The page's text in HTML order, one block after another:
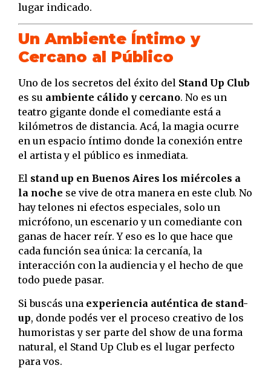
lugar indicado.
Un Ambiente Íntimo y
Cercano al Público
Uno de los secretos del éxito del Stand Up Club
es su ambiente cálido y cercano. No es un
teatro gigante donde el comediante está a
kilómetros de distancia. Acá, la magia ocurre
en un espacio íntimo donde la conexión entre
el artista y el público es inmediata.
El stand up en Buenos Aires los miércoles a
la noche se vive de otra manera en este club. No
hay telones ni efectos especiales, solo un
micrófono, un escenario y un comediante con
ganas de hacer reír. Y eso es lo que hace que
cada función sea única: la cercanía, la
interacción con la audiencia y el hecho de que
todo puede pasar.
Si buscás una experiencia auténtica de stand-
up, donde podés ver el proceso creativo de los
humoristas y ser parte del show de una forma
natural, el Stand Up Club es el lugar perfecto
para vos.